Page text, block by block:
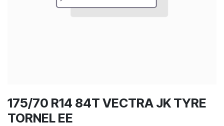
175/70 R14 84T VECTRA JK TYRE
TORNEL EE